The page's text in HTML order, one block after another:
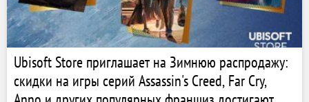
Ubisoft Store приглашает на Зимнюю распродажу:
скидки на игры серий Assassin's Creed, Far Cry,